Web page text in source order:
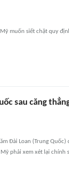
muốn siết chặt quy
sau căng
Đài Loan (Trung Quốc)
phải xem xét lại chính